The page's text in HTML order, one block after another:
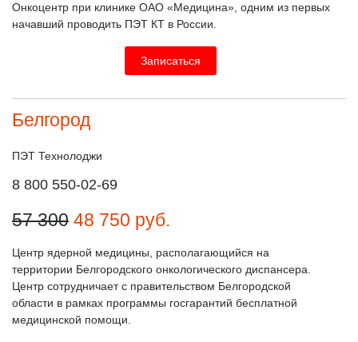
Онкоцентр при клинике ОАО «Медицина», одним из первых
начавший проводить ПЭТ КТ в России.
Записаться
Белгород
ПЭТ Технолоджи
8 800 550-02-69
57 300 48 750 руб.
Центр ядерной медицины, располагающийся на
территории Белгородского онкологического диспансера.
Центр сотрудничает с правительством Белгородской
области в рамках программы госгарантий бесплатной
медицинской помощи.